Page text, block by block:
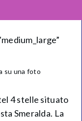
su una foto
4 stelle situato
Smeralda. La